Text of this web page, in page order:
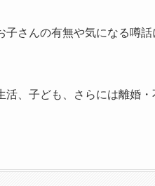
さんの有無や気になる噂
、子ども、さらには離婚・